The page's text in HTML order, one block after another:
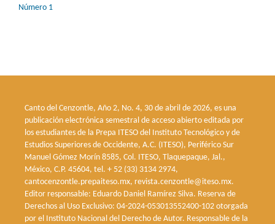
Número 1
Canto del Cenzontle, Año 2, No. 4, 30 de abril de 2026, es una
publicación electrónica semestral de acceso abierto editada por
los estudiantes de la Prepa ITESO del Instituto Tecnológico y de
Estudios Superiores de Occidente, A.C. (ITESO), Periférico Sur
Manuel Gómez Morín 8585, Col. ITESO, Tlaquepaque, Jal.,
México, C.P. 45604, tel. + 52 (33) 3134 2974,
cantocenzontle.prepaiteso.mx, revista.cenzontle@iteso.mx.
Editor responsable: Eduardo Daniel Ramírez Silva. Reserva de
Derechos al Uso Exclusivo: 04-2024-053013552400-102 otorgada
por el Instituto Nacional del Derecho de Autor. Responsable de la